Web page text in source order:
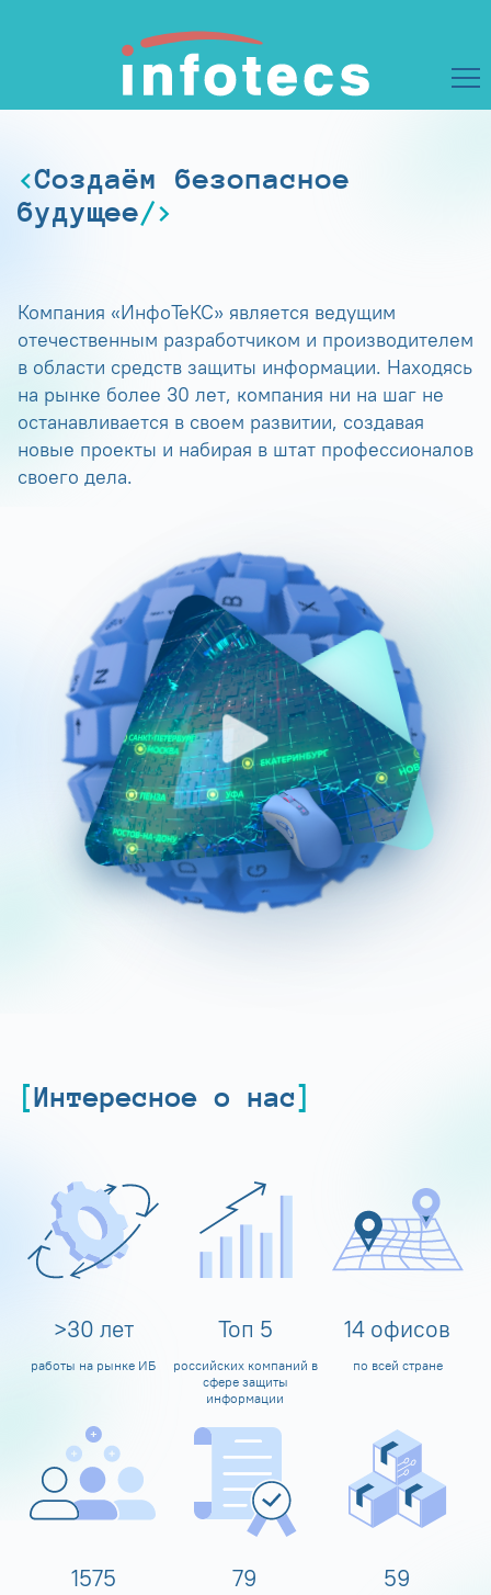
Создаём безопасное
будущее
Компания «ИнфоТеКС» является ведущим
отечественным разработчиком и производителем
в области средств защиты информации. Находясь
на рынке более 30 лет, компания ни на шаг не
останавливается в своем развитии, создавая
новые проекты и набирая в штат профессионалов
своего дела.
Интересное о нас
>30 лет
работы на рынке ИБ
Топ 5
российских компаний в
сфере защиты
информации
14 офисов
по всей стране
1600 80 60